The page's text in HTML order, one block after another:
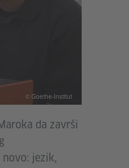
© Goethe-Institut
da završi
novo: jezik,